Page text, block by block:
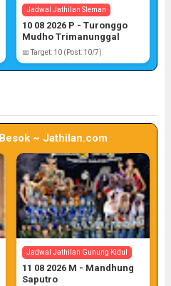
Jadwal Jathilan Sleman
10 08 2026 P - Turonggo
Mudho Trimanunggal
📅 Target: 10 (Post: 10/7)
~ Jathilan.com
Jadwal Jathilan Gunung Kidul
11 08 2026 M - Mandhung
Saputro